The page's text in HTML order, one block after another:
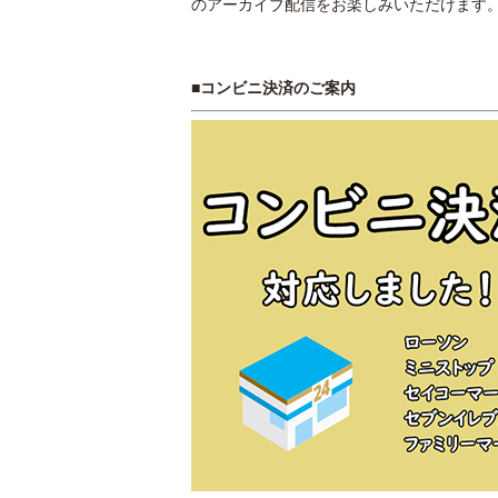
のアーカイブ配信をお楽しみいただけます
■コンビニ決済のご案内